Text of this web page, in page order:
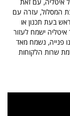
המסלול, עזרה עם
בעת תכנון או
ישמח לעזור
פנייה, נשמח מאד
שרות הלקוחות